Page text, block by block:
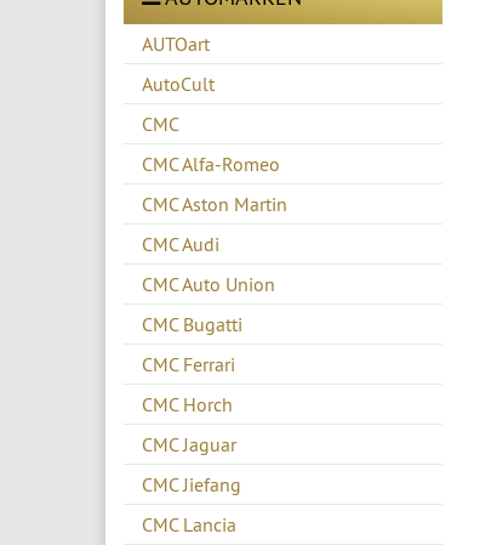
AUTOart
AutoCult
CMC
CMC Alfa-Romeo
CMC Aston Martin
CMC Audi
CMC Auto Union
CMC Bugatti
CMC Ferrari
CMC Horch
CMC Jaguar
CMC Jiefang
CMC Lancia